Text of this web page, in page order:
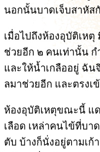
นอกนั้นบาดเจ็บสาหัส
เมื่อไปถึงห้องอุบัติเห
ช่วยอีก ๒ คนเท่านั้น ก
และให้น้ำเกลืออยู่ ฉัน
ลมาช่วยอีก และตรงเ
ห้องอุบัติเหตุขณะนี้ แ
เลือด เหล่าคนไข้ที่บา
ตับ บ้างก็นั่งอยู่ตามเก้